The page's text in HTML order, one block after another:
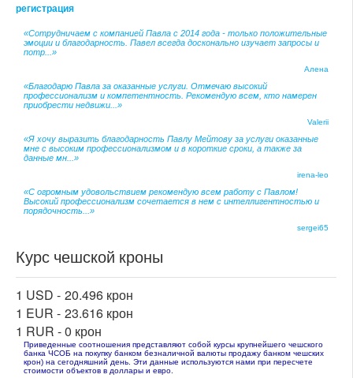
регистрация
«Сотрудничаем с компанией Павла с 2014 года - только положительные
эмоции и благодарность. Павел всегда досконально изучает запросы и
потр...»
Алена
«Благодарю Павла за оказанные услуги. Отмечаю высокий
профессионализм и компетентность. Рекомендую всем, кто намерен
приобрести недвижи...»
Valerii
«Я хочу выразить благодарность Павлу Мейтову за услуги оказанные
мне с высоким профессионализмом и в короткие сроки, а также за
данные мн...»
irena-leo
«С огромным удовольствием рекомендую всем работу с Павлом!
Высокий профессионализм сочетается в нем с интеллигентностью и
порядочность...»
sergei65
Курс чешской кроны
1 USD - 20.496 крон
1 EUR - 23.616 крон
1 RUR -0 крон
Приведенные соотношения представляют собой курсы крупнейшего чешского
банка ЧСОБ на покупку банком безналичной валюты продажу банком чешских
крон) на сегодняшний день. Эти данные используются нами при пересчете
стоимости объектов в доллары и евро.